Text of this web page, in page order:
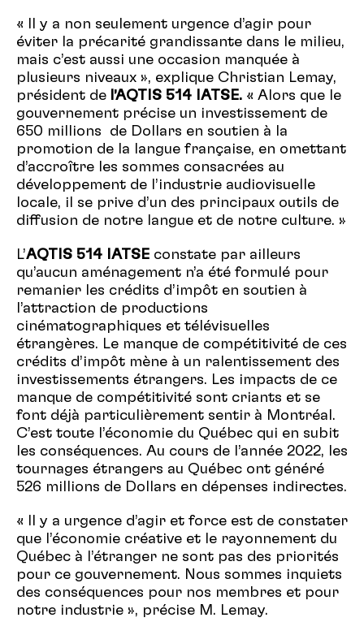
« Il y a non seulement urgence d’agir pour
éviter la précarité grandissante dans le milieu,
mais c’est aussi une occasion manquée à
plusieurs niveaux », explique Christian Lemay,
président de l’AQTIS 514 IATSE. « Alors que le
gouvernement précise un investissement de
650 millions de Dollars en soutien à la
promotion de la langue française, en omettant
d’accroître les sommes consacrées au
développement de l’industrie audiovisuelle
locale, il se prive d’un des principaux outils de
diffusion de notre langue et de notre culture. »
L’AQTIS 514 IATSE constate par ailleurs
qu’aucun aménagement n’a été formulé pour
remanier les crédits d’impôt en soutien à
l’attraction de productions
cinématographiques et télévisuelles
étrangères. Le manque de compétitivité de ces
crédits d’impôt mène à un ralentissement des
investissements étrangers. Les impacts de ce
manque de compétitivité sont criants et se
font déjà particulièrement sentir à Montréal.
C’est toute l’économie du Québec qui en subit
les conséquences. Au cours de l’année 2022, les
tournages étrangers au Québec ont généré
526 millions de Dollars en dépenses indirectes.
« Il y a urgence d’agir et force est de constater
que l’économie créative et le rayonnement du
Québec à l’étranger ne sont pas des priorités
pour ce gouvernement. Nous sommes inquiets
des conséquences pour nos membres et pour
notre industrie », précise M. Lemay.